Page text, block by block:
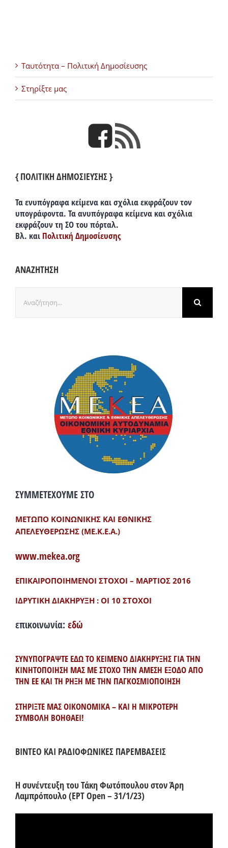
Ταυτότητα – Πολιτική Δημοσίευσης
Στηρίξτε μας
{ ΠΟΛΙΤΙΚΗ ΔΗΜΟΣΙΕΥΣΗΣ }
Τα ενυπόγραφα κείμενα και σχόλια εκφράζουν τον
υπογράφοντα. Τα ανυπόγραφα κείμενα και σχόλια
εκφράζουν τη ΣΟ του πόρταλ.
Βλ. και Πολιτική Δημοσίευσης
ΑΝΑΖΗΤΗΣΗ
για:
ΣΥΜΜΕΤΕΧΟΥΜΕ ΣΤΟ
ΜΕΤΩΠΟ ΚΟΙΝΩΝΙΚΗΣ ΚΑΙ ΕΘΝΙΚΗΣ
ΑΠΕΛΕΥΘΕΡΩΣΗΣ (ΜΕ.Κ.Ε.Α.)
www.mekea.org
ΕΠΙΚΑΙΡΟΠΟΙΗΜΕΝΟΙ ΣΤΟΧΟΙ – ΜΑΡΤΙΟΣ 2016
ΙΔΡΥΤΙΚΗ ΔΙΑΚΗΡΥΞΗ : ΟΙ 10 ΣΤΟΧΟΙ
επικοινωνία: εδώ
ΣΥΝΥΠΟΓΡΑΨΤΕ ΕΔΩ ΤΟ ΚΕΙΜΕΝΟ ΔΙΑΚΗΡΥΞΗΣ ΓΙΑ ΤΗΝ
ΚΙΝΗΤΟΠΟΙΗΣΗ ΜΑΣ ΜΕ ΣΤΟΧΟ ΤΗΝ ΑΜΕΣΗ ΕΞΟΔΟ ΑΠΟ
ΤΗΝ ΕΕ ΚΑΙ ΤΗ ΡΗΞΗ ΜΕ ΤΗΝ ΠΑΓΚΟΣΜΙΟΠΟΙΗΣΗ
ΣΤΗΡΙΞΤΕ ΜΑΣ ΟΙΚΟΝΟΜΙΚΑ – ΚΑΙ Η ΜΙΚΡΟΤΕΡΗ
ΣΥΜΒΟΛΗ ΒΟΗΘΑΕΙ!
ΒΙΝΤΕΟ ΚΑΙ ΡΑΔΙΟΦΩΝΙΚΕΣ ΠΑΡΕΜΒΑΣΕΙΣ
Η συνέντευξη του Τάκη Φωτόπουλου στον Άρη
Λαμπρόπουλο (ΕΡΤ Open – 31/1/23)